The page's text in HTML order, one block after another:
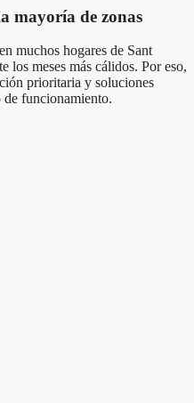
mayoría de zonas
muchos hogares de Sant
los meses más cálidos. Por eso,
prioritaria y soluciones
de funcionamiento.